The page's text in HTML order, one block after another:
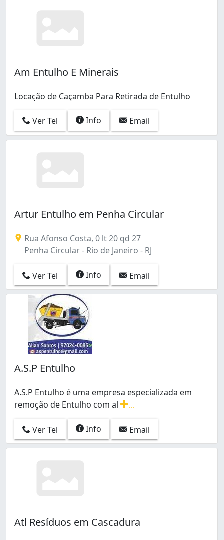
Am Entulho E Minerais
Locação de Caçamba Para Retirada de Entulho
Ver Tel Info Email
Artur Entulho em Penha Circular
Rua Afonso Costa, 0 lt 20 qd 27
Penha Circular - Rio de Janeiro - RJ
Ver Tel Info Email
A.S.P Entulho
A.S.P Entulho é uma empresa especializada em
remoção de Entulho com al
Ver Tel
Info Email
Atl Resíduos em Cascadura